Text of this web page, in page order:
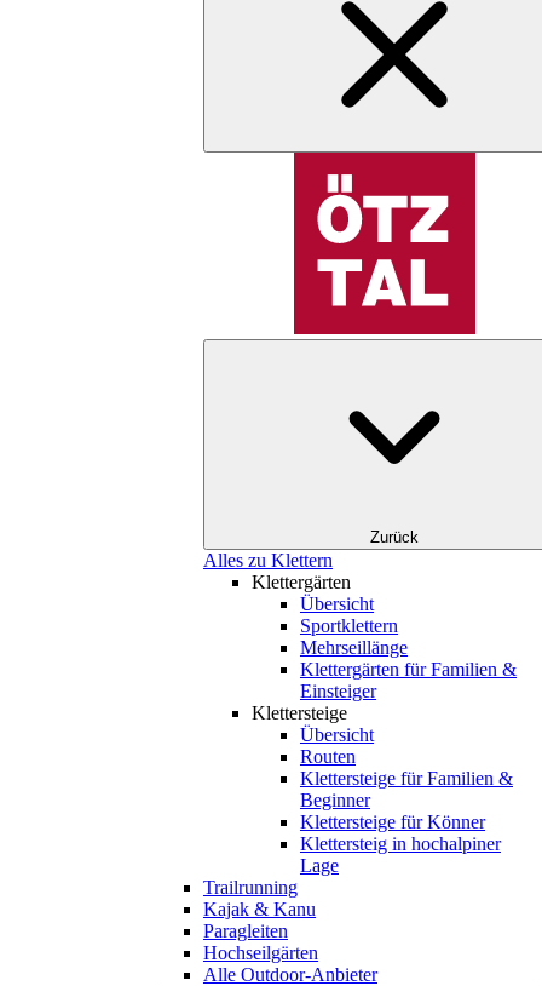
Zurück
Alles zu Klettern
Klettergärten
Übersicht
Sportklettern
Mehrseillänge
Klettergärten für Familien &
Einsteiger
Klettersteige
Übersicht
Routen
Klettersteige für Familien &
Beginner
Klettersteige für Könner
Klettersteig in hochalpiner
Lage
Trailrunning
Kajak & Kanu
Paragleiten
Hochseilgärten
Alle Outdoor-Anbieter